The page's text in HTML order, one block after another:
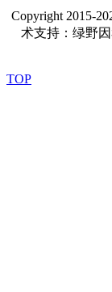
Copyright 2015-
术支持：绿野
TOP